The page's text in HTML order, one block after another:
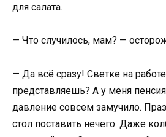
для салата.
— Что случилось, мам? —
— Да всё сразу! Светке на
представляешь? А у меня
давление совсем замучило.
стол поставить нечего. Даже